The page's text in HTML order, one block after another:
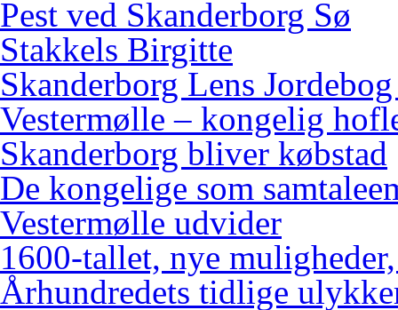
Pest ved Skanderborg Sø
Stakkels Birgitte
Skanderborg Lens
Vestermølle – kongelig
Skanderborg bliver købstad
De kongelige som
Vestermølle udvider
1600-tallet, nye
Århundredets tidlige